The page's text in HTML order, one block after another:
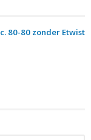
80-80 zonder Etwist